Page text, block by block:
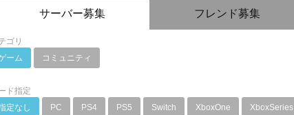
サーバー募集 フレンド募集
ゴリ
ーム
コミュニティ
ド指定
定なし
PC PS4 PS5 Switch XboxOne XboxSeries